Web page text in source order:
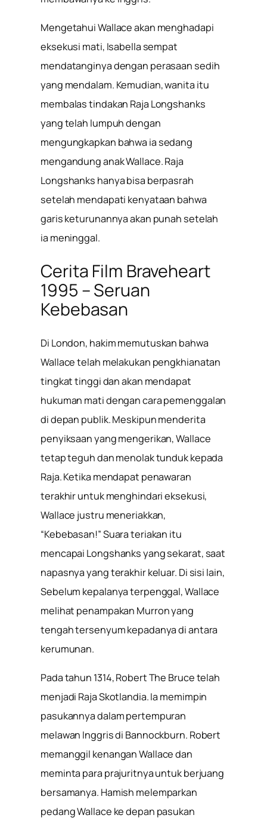
Mengetahui Wallace akan menghadapi
eksekusi mati, Isabella sempat
mendatanginya dengan perasaan sedih
yang mendalam. Kemudian, wanita itu
membalas tindakan Raja Longshanks
yang telah lumpuh dengan
mengungkapkan bahwa ia sedang
mengandung anak Wallace. Raja
Longshanks hanya bisa berpasrah
setelah mendapati kenyataan bahwa
garis keturunannya akan punah setelah
ia meninggal.
Cerita Film Braveheart
1995 – Seruan
Kebebasan
Di London, hakim memutuskan bahwa
Wallace telah melakukan pengkhianatan
tingkat tinggi dan akan mendapat
hukuman mati dengan cara pemenggalan
di depan publik. Meskipun menderita
penyiksaan yang mengerikan, Wallace
tetap teguh dan menolak tunduk kepada
Raja. Ketika mendapat penawaran
terakhir untuk menghindari eksekusi,
Wallace justru meneriakkan,
“Kebebasan!” Suara teriakan itu
mencapai Longshanks yang sekarat, saat
napasnya yang terakhir keluar. Di sisi lain,
Sebelum kepalanya terpenggal, Wallace
melihat penampakan Murron yang
tengah tersenyum kepadanya di antara
kerumunan.
Pada tahun 1314, Robert The Bruce telah
menjadi Raja Skotlandia. Ia memimpin
pasukannya dalam pertempuran
melawan Inggris di Bannockburn. Robert
memanggil kenangan Wallace dan
meminta para prajuritnya untuk berjuang
bersamanya. Hamish melemparkan
pedang Wallace ke depan pasukan